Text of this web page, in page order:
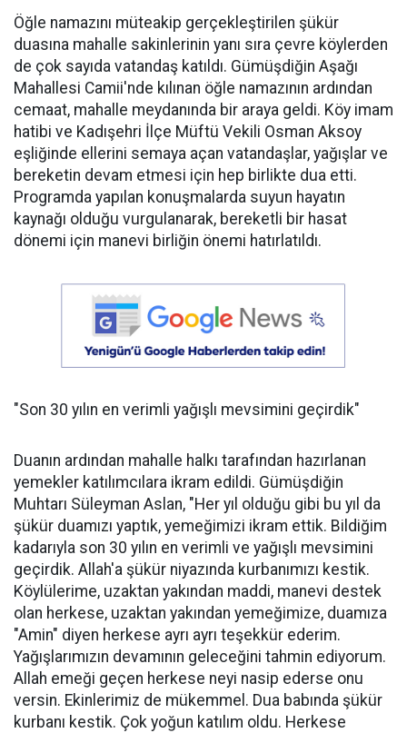
Öğle namazını müteakip gerçekleştirilen şükür
duasına mahalle sakinlerinin yanı sıra çevre köylerden
de çok sayıda vatandaş katıldı. Gümüşdiğin Aşağı
Mahallesi Camii'nde kılınan öğle namazının ardından
cemaat, mahalle meydanında bir araya geldi. Köy imam
hatibi ve Kadışehri İlçe Müftü Vekili Osman Aksoy
eşliğinde ellerini semaya açan vatandaşlar, yağışlar ve
bereketin devam etmesi için hep birlikte dua etti.
Programda yapılan konuşmalarda suyun hayatın
kaynağı olduğu vurgulanarak, bereketli bir hasat
dönemi için manevi birliğin önemi hatırlatıldı.
"Son 30 yılın en verimli yağışlı mevsimini geçirdik"
Duanın ardından mahalle halkı tarafından hazırlanan
yemekler katılımcılara ikram edildi. Gümüşdiğin
Muhtarı Süleyman Aslan, "Her yıl olduğu gibi bu yıl da
şükür duamızı yaptık, yemeğimizi ikram ettik. Bildiğim
kadarıyla son 30 yılın en verimli ve yağışlı mevsimini
geçirdik. Allah'a şükür niyazında kurbanımızı kestik.
Köylülerime, uzaktan yakından maddi, manevi destek
olan herkese, uzaktan yakından yemeğimize, duamıza
"Amin" diyen herkese ayrı ayrı teşekkür ederim.
Yağışlarımızın devamının geleceğini tahmin ediyorum.
Allah emeği geçen herkese neyi nasip ederse onu
versin. Ekinlerimiz de mükemmel. Dua babında şükür
kurbanı kestik. Çok yoğun katılım oldu. Herkese